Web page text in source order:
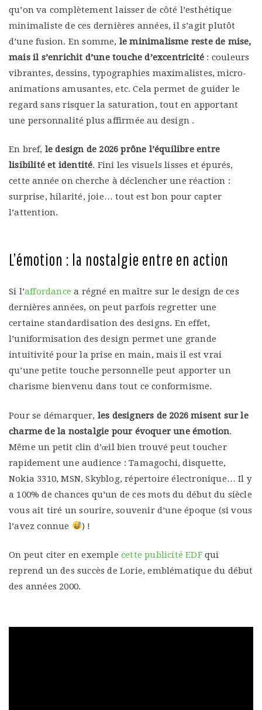
qu’on va complètement laisser de côté l’esthétique
minimaliste de ces dernières années, il s’agit plutôt
d’une fusion. En somme, le minimalisme reste de mise,
mais il s’enrichit d’une touche d’excentricité : couleurs
vibrantes, dessins, typographies maximalistes, micro-
animations amusantes, etc. Cela permet de guider le
regard sans risquer la saturation, tout en apportant
une personnalité plus affirmée au design .
En bref, le design de 2026 prône l’équilibre entre
lisibilité et identité. Fini les visuels lisses et épurés,
cette année on cherche à déclencher une réaction :
surprise, hilarité, joie… tout est bon pour capter
l’attention.
L’émotion : la nostalgie entre en action
Si l’affordance a régné en maître sur le design de ces
dernières années, on peut parfois regretter une
certaine standardisation des designs. En effet,
l’uniformisation des design permet une grande
intuitivité pour la prise en main, mais il est vrai
qu’une petite touche personnelle peut apporter un
charisme bienvenu dans tout ce conformisme.
Pour se démarquer, les designers de 2026 misent sur le
charme de la nostalgie pour évoquer une émotion.
Même un petit clin d’œil bien trouvé peut toucher
rapidement une audience : Tamagochi, disquette,
Nokia 3310, MSN, Skyblog, répertoire électronique… Il y
a 100% de chances qu’un de ces mots du début du siècle
vous ait tiré un sourire, souvenir d’une époque (si vous
l’avez connue
) !
On peut citer en exemple cette publicité EDFqui
reprend un des succès de Lorie, emblématique du début
des années 2000.